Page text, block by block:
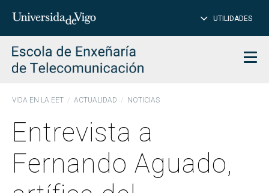
Insertar
para
buscar
UTILIDADES
VIDA EN LA EET ACTUALIDAD NOTICIAS
Entrevista a
Fernando Aguado,